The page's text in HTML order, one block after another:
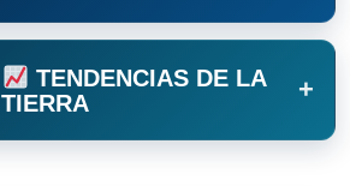
TENDENCIAS DE LA
TIERRA
+